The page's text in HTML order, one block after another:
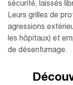
sécurité, laissés
Leurs grilles de
agressions
les hôpitaux) et
de désenfumage.